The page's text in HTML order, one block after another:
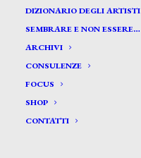
DIZIONARIO DEGLI ARTISTI
SEMBRARE E NON ESSERE…
ARCHIVI
CONSULENZE
FOCUS
SHOP
CONTATTI
Urgell